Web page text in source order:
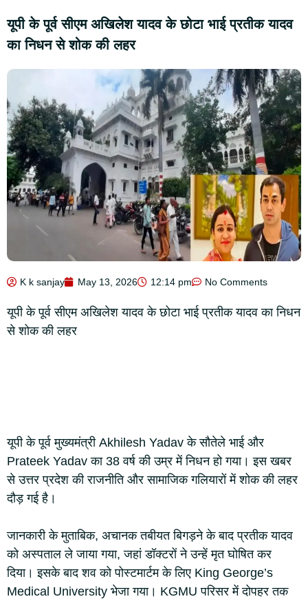
यूपी के पूर्व सीएम अखिलेश यादव के छोटा भाई प्रतीक यादव
का निधन से शोक की लहर
K k sanjay May 13, 2026 12:14 pm No Comments
यूपी के पूर्व सीएम अखिलेश यादव के छोटा भाई प्रतीक यादव का निधन
से शोक की लहर
यूपी के पूर्व मुख्यमंत्री Akhilesh Yadav के सौतेले भाई और
Prateek Yadav का 38 वर्ष की उम्र में निधन हो गया। इस खबर
से उत्तर प्रदेश की राजनीति और सामाजिक गलियारों में शोक की लहर
दौड़ गई है।
जानकारी के मुताबिक, अचानक तबीयत बिगड़ने के बाद प्रतीक यादव
को अस्पताल ले जाया गया, जहां डॉक्टरों ने उन्हें मृत घोषित कर
दिया। इसके बाद शव को पोस्टमार्टम के लिए King George’s
Medical University भेजा गया। KGMU परिसर में दोपहर तक